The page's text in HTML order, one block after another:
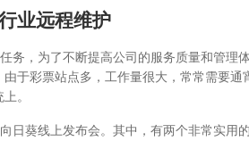
业远程维护
务，为了不断提高公司的服务质量和管
由于彩票站点多，工作量很大，常常需要
。
日葵线上发布会。其中，有两个非常实